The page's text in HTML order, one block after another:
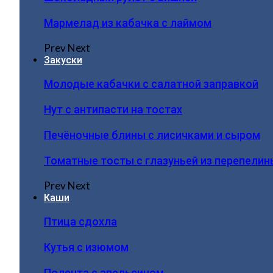
Мармелад из кабачка с лаймом
PrevNext
Закуски
Молодые кабачки с салатной заправкой
Нут с антипасти на тостах
Печёночные блины с лисичками и сыром
Томатные тосты с глазуньей из
PrevNext
Каши
Птица сдохла
Кутья с изюмом